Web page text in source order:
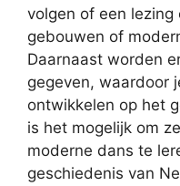
volgen of een lezing
gebouwen of
Daarnaast worden
gegeven, waardoor
ontwikkelen op het
is het mogelijk om
moderne dans te
geschiedenis van